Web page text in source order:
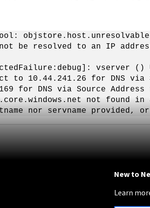
be resolved to an IP address
vserver
10.44.241.26 for DNS via
for DNS via Source Address
not found
nor servname provided, or
New to
Learn